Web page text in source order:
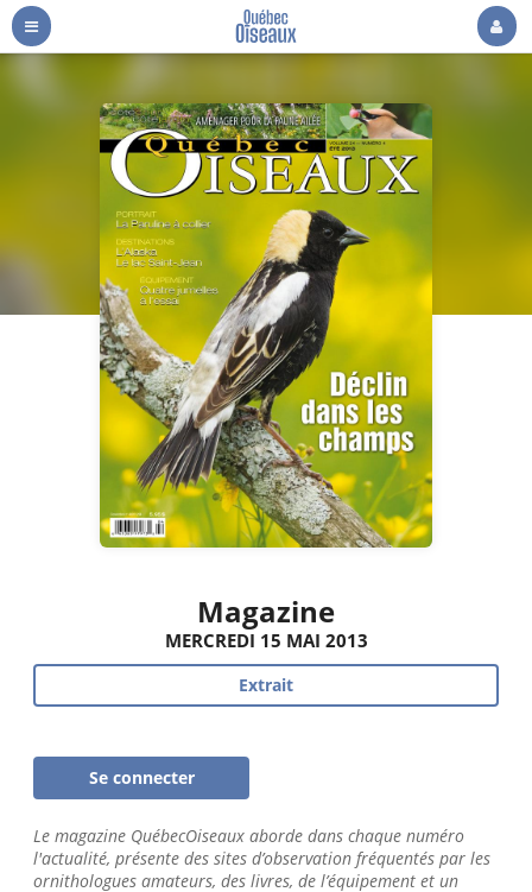
Magazine
MERCREDI 15 MAI 2013
Extrait
Se connecter
Le magazine QuébecOiseaux aborde dans chaque numéro
l'actualité, présente des sites d’observation fréquentés par les
ornithologues amateurs, des livres, de l’équipement et un